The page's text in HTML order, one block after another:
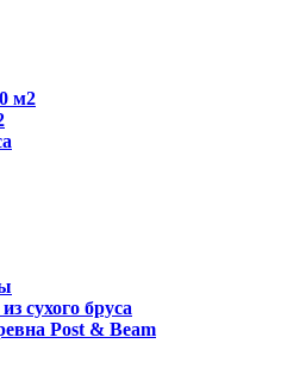
м2
сухого бруса
Post & Beam